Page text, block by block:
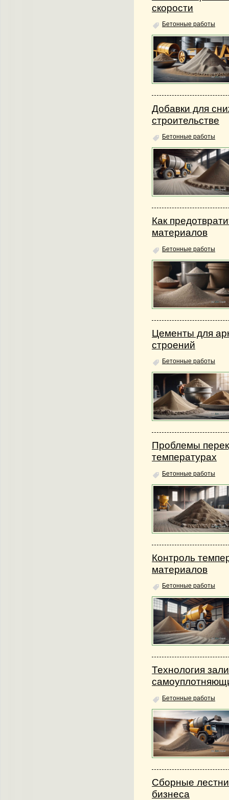
скорости
Бетонные работы
Добавки для
строительстве
Бетонные работы
Как
материалов
Бетонные работы
Цементы для
строений
Бетонные работы
Проблемы
температурах
Бетонные работы
Контроль
материалов
Бетонные работы
Технология
Бетонные работы
Сборные
бизнеса